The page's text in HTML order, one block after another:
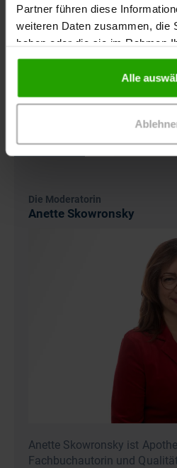
Partner führen diese
weiteren Daten zusammen, die
haben oder die sie im Rahmen
gesammelt haben.
Alle
Videoreihe: Auswirkung
Wundheilung
Veränderungen im EKG
Die Moderatorin
Anette Skowronsky
Anette Skowronsky ist
Fachbuchautorin und